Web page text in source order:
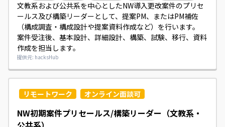
文教系および公共系を中心としたNW導入更改案件のプリセ
ールス及び構築リーダーとして、提案PM、またはPM補佐
（構成調査・構成設計や提案資料作成など）を行います。
案件受注後、基本設計、詳細設計、構築、試験、移行、資料
作成を担当します。
提供元: hacksHub
リモートワーク オンライン面談可
NW初期案件プリセールス/構築リーダー（文教系・